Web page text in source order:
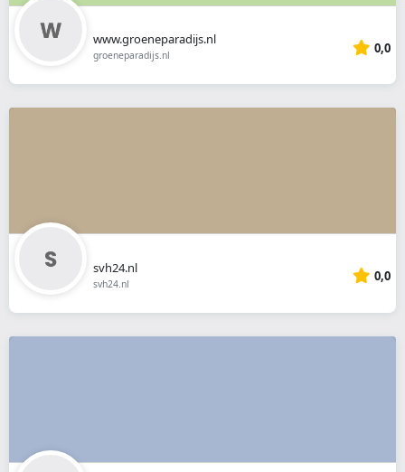
www.groeneparadijs.nl
groeneparadijs.nl 0,0
svh24.nl
svh24.nl 0,0